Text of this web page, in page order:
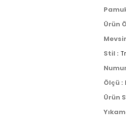
Ürün
Stil :
Ölçü :
Ürün